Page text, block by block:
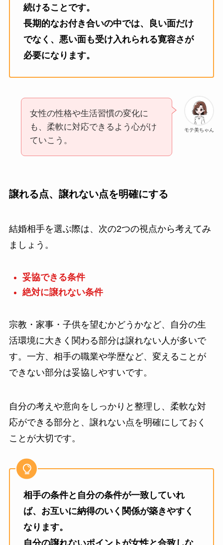
続けることです。
長期的なお付き合いの中では、良い面だけ
でなく、悪い面も受け入れられる寛容さが
必要になります。
モテ美ちゃん
女性の性格や生活習慣の変化に
も、柔軟に対応できるよう心がけ
ていこう。
譲れる点、譲れない点を明確にする
結婚相手を選ぶ際は、次の2つの視点から考えてみ
ましょう。
妥協できる条件
絶対に譲れない条件
宗教・家事・子供を望むかどうかなど、自分の生
活環境に大きく関わる部分は譲れない人が多いで
す。一方、相手の職業や学歴など、変えることが
できない部分は妥協しやすいです。
自分の考えや意向をしっかりと整理し、柔軟な対
応ができる部分と、譲れない点を明確にしておく
ことが大切です。
相手の条件と自分の条件が一致していれ
ば、お互いに納得のいく関係が築きやすく
なります。